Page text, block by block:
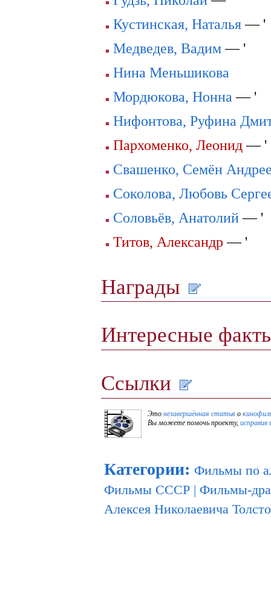
Кустинская, Наталья— '
Медведев, Вадим— '
Нина Меньшикова
Мордюкова, Нонна — '
Нифонтова, Руфина
Пархоменко, Леонид— '
Свашенко, Семён
Соколова, Любовь
Соловьёв, Анатолий— '
Титов, Александр — '
Награды
Интересные
Ссылки
Это незавершённая статья о
Вы можете помочь проекту, исправив
Категории: Фильмы по
Фильмы СССР | Фильмы-
Алексея Николаевича